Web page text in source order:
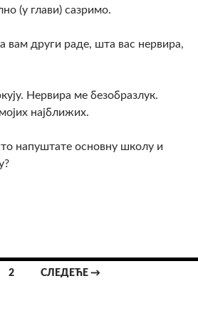
(у глави) сазримо.
вам други раде, шта вас нервира,
Нервира ме безобразлук.
најближих.
напуштате основну школу и
2 СЛЕДЕЋЕ →